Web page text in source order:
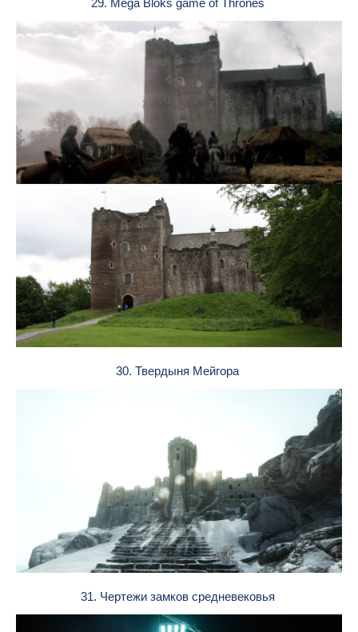
29. Mega Bloks game of Thrones
30. Твердыня Мейгора
31. Чертежи замков средневековья